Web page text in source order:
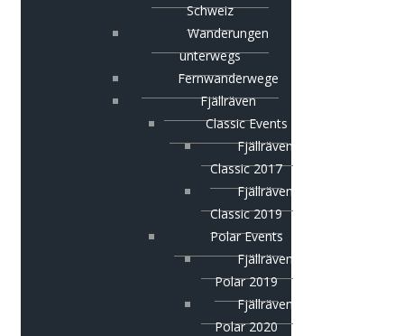
Schweiz
Wanderungen
unterwegs
Fernwanderwege
Fjällräven
Classic Events
Fjällräven
Classic 2017
Fjällräven
Classic 2019
Polar Events
Fjällräven
Polar 2019
Fjällräven
Polar 2020